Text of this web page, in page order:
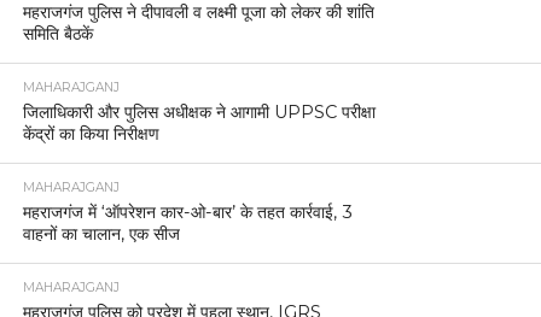
महराजगंज पुलिस ने दीपावली व लक्ष्मी पूजा को लेकर की शांति
समिति बैठकें
MAHARAJGANJ
जिलाधिकारी और पुलिस अधीक्षक ने आगामी UPPSC परीक्षा
केंद्रों का किया निरीक्षण
MAHARAJGANJ
महराजगंज में ‘ऑपरेशन कार-ओ-बार’ के तहत कार्रवाई, 3
वाहनों का चालान, एक सीज
MAHARAJGANJ
महराजगंज पुलिस को प्रदेश में पहला स्थान, IGRS